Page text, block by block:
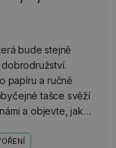
bude stejně
papíru a ručně
tašce svěží
a objevte, jak